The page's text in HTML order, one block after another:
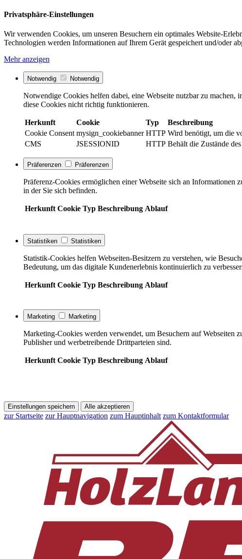
Privatsphäre-Einstellungen
Wir verwenden Cookies, um unseren Besuchern ein optimales Website-
Technologien werden Informationen auf Ihrem Gerät gespeichert und/oder
Mehr anzeigen
Notwendig Notwendig
Notwendige Cookies helfen dabei, eine Webseite nutzbar zu
diese Cookies nicht richtig funktionieren.
Herkunft Cookie Typ Beschreibung
Cookie Consent mysign_cookiebanner HTTP Wird benötigt, um die
CMS
JSESSIONID HTTP Behält die Zustände
Präferenzen Präferenzen
Präferenz-Cookies ermöglichen einer Webseite sich an Informationen
in der Sie sich befinden.
Herkunft Cookie Typ Beschreibung Ablauf
Statistiken Statistiken
Statistik-Cookies helfen Webseiten-Besitzern zu verstehen, wie
Bedeutung, um das digitale Kundenerlebnis kontinuierlich zu
Herkunft Cookie Typ Beschreibung Ablauf
Marketing Marketing
Marketing-Cookies werden verwendet, um Besuchern auf Webseiten
Publisher und werbetreibende Drittparteien sind.
Herkunft Cookie Typ Beschreibung Ablauf
Einstellungen speichern Alle akzeptieren
zur Startseite zur Hauptnavigation zum Hauptinhalt zum Kontaktformular